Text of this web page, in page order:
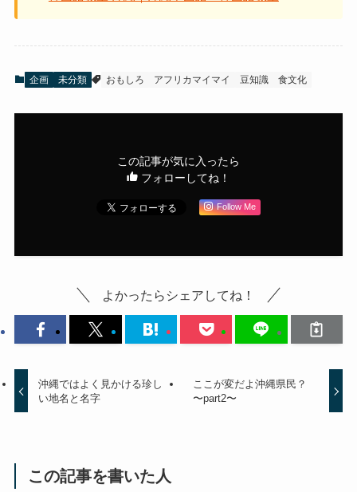
企画 未分類 おもしろ アフリカマイマイ 豆知識 食文化
この記事が気に入ったら
フォローしてね！
Follow Me
よかったらシェアしてね！
沖縄ではよく見かける珍し
い地名と名字
ここが変だよ沖縄県民？
〜part2〜
この記事を書いた人